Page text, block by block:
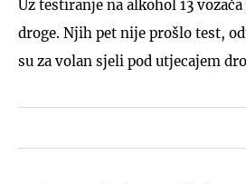
Uz testiranje na alkohol 13
droge. Njih pet nije prošlo test,
su za volan sjeli pod utjecajem